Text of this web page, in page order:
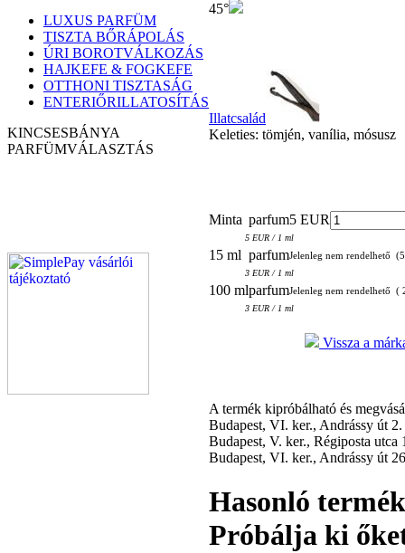
LUXUS PARFÜM
TISZTA BŐRÁPOLÁS
ÚRI BOROTVÁLKOZÁS
HAJKEFE & FOGKEFE
OTTHONI TISZTASÁG
ENTERIŐRILLATOSÍTÁS
KINCSESBÁNYA
PARFÜMVÁLASZTÁS
45°
Illatcsalád
Keleties: tömjén, vanília, mósusz
Minta parfum5 EUR
5 EUR / 1 ml
15 ml parfumJelenleg nem rendelhető
3 EUR / 1 ml
100 mlparfumJelenleg nem rendelhető (
3 EUR / 1 ml
Vissza a
A termék kipróbálható és
Budapest, VI. ker., Andrássy út
Budapest, V. ker., Régiposta
Budapest, VI. ker., Andrássy út
Hasonló
Próbálja ki